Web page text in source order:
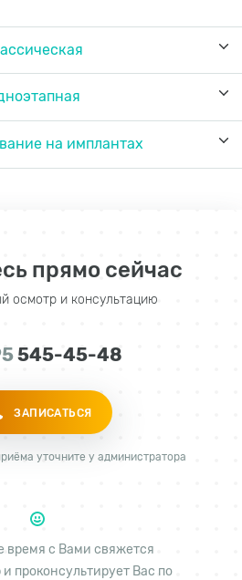
на имплантах
прямо сейчас
осмотр и консультацию
ЗАПИСАТЬСЯ
545-45-48
уточните у администратора
время с Вами свяжется
проконсультирует Вас по